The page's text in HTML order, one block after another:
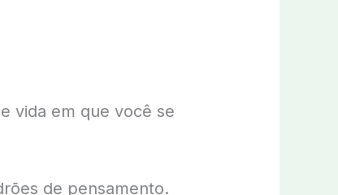
vida em que você se
de pensamento.